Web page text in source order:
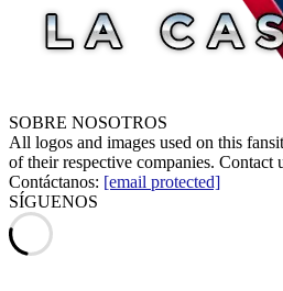
SOBRE NOSOTROS
All logos and images used on this
of their respective companies. Contact
Contáctanos: [email protected]
SÍGUENOS